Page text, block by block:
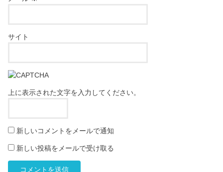
サイト
上に表示された文字を入力してください。
新しいコメントをメールで通知
新しい投稿をメールで受け取る